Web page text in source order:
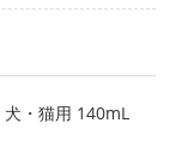
・猫用 140mL